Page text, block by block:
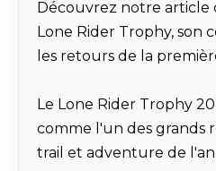
Découvrez notre article
Lone Rider Trophy, son
les retours de la
Le Lone Rider Trophy
comme l'un des grands
trail et adventure de